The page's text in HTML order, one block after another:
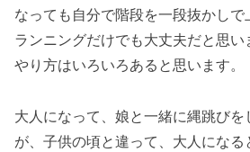
なっても自分で階段を一段抜かしで
ランニングだけでも大丈夫だと思い
やり方はいろいろあると思います。
大人になって、娘と一緒に縄跳び
が、子供の頃と違って、大人にな